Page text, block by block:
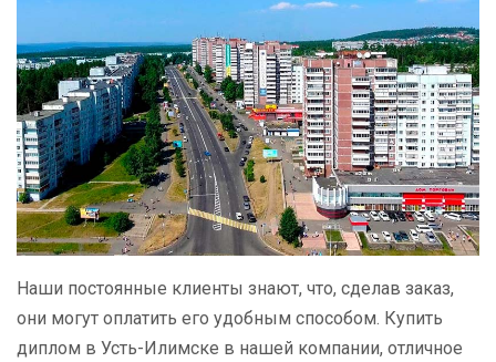
Наши постоянные клиенты знают, что, сделав заказ,
они могут оплатить его удобным способом. Купить
диплом в Усть-Илимске в нашей компании, отличное